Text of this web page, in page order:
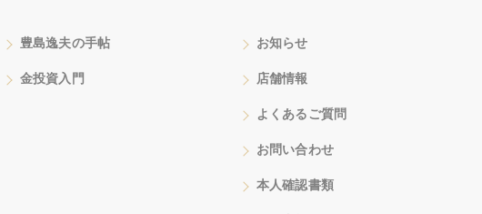
豊島逸夫の手帖
金投資入門
お知らせ
店舗情報
よくあるご質問
お問い合わせ
本人確認書類